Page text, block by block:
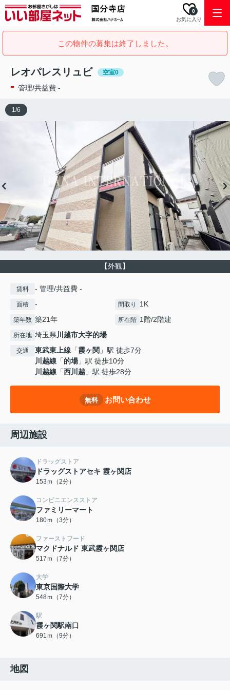
お気に入り
0
この物件の募集は終了しました。
レオパレスリュビ 空室0
- 管理/共益費 -
【外観】
1/6
賃料 - 管理/共益費 -
面積 - 間取り 1K
築年数 築21年 所在階 1階/2階建
所在地 埼玉県川越市大字的場
交通 東武東上線 「霞ヶ関 」駅 徒歩7分
川越線 「的場」駅 徒歩10分
川越線 「西川越 」駅 徒歩28分
無料 お問い合わせ
周辺施設
ドラッグストア
ドラッグストアセキ 霞ヶ関店
153ｍ（2分）
コンビニエンスストア
ファミリーマート
180ｍ（3分）
ファーストフード
マクドナルド 東武霞ヶ関店
517ｍ（7分）
大学
東京国際大学
548ｍ（7分）
駅
霞ヶ関駅南口
691ｍ（9分）
地図